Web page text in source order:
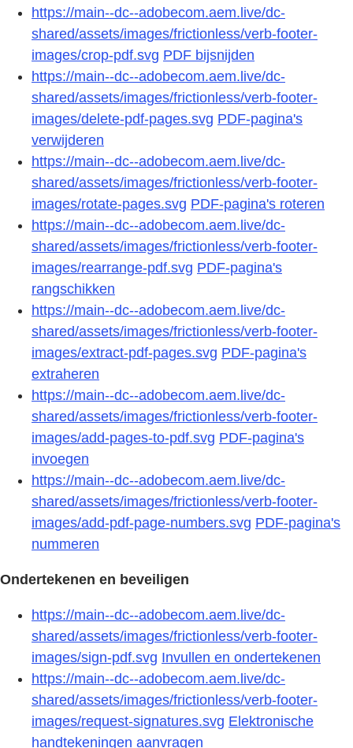
https://main--dc--adobecom.aem.live/dc-
shared/assets/images/frictionless/verb-footer-
images/crop-pdf.svg PDF bijsnijden
https://main--dc--adobecom.aem.live/dc-
shared/assets/images/frictionless/verb-footer-
images/delete-pdf-pages.svg PDF-pagina's
verwijderen
https://main--dc--adobecom.aem.live/dc-
shared/assets/images/frictionless/verb-footer-
images/rotate-pages.svg PDF-pagina's roteren
https://main--dc--adobecom.aem.live/dc-
shared/assets/images/frictionless/verb-footer-
images/rearrange-pdf.svg PDF-pagina's
rangschikken
https://main--dc--adobecom.aem.live/dc-
shared/assets/images/frictionless/verb-footer-
images/extract-pdf-pages.svg PDF-pagina's
extraheren
https://main--dc--adobecom.aem.live/dc-
shared/assets/images/frictionless/verb-footer-
images/add-pages-to-pdf.svg PDF-pagina's
invoegen
https://main--dc--adobecom.aem.live/dc-
shared/assets/images/frictionless/verb-footer-
images/add-pdf-page-numbers.svg PDF-pagina's
nummeren
Ondertekenen en beveiligen
https://main--dc--adobecom.aem.live/dc-
shared/assets/images/frictionless/verb-footer-
images/sign-pdf.svg Invullen en ondertekenen
https://main--dc--adobecom.aem.live/dc-
shared/assets/images/frictionless/verb-footer-
images/request-signatures.svg Elektronische
handtekeningen aanvragen